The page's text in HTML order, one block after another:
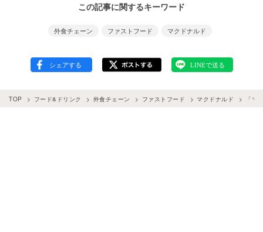
この記事に関するキーワード
外食チェーン ファストフード マクドナルド
TOP フード&ドリンク 外食チェーン ファストフード マクドナルド 「マ